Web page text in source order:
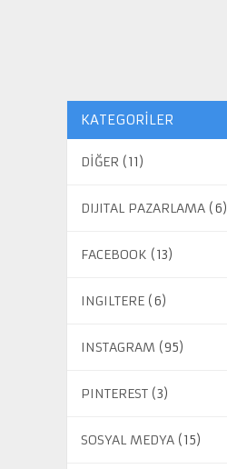
KATEGORILER
DİĞER (11)
DIJITAL PAZARLAMA(6)
FACEBOOK (13)
INGILTERE(6)
INSTAGRAM (95)
PINTEREST(3)
SOSYAL MEDYA(15)